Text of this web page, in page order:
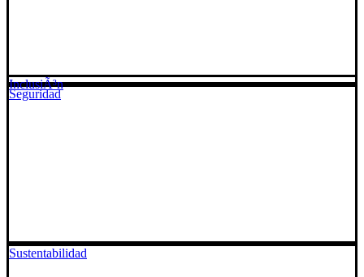
Seguridad
Sustentabilidad
InclusiÃ³n